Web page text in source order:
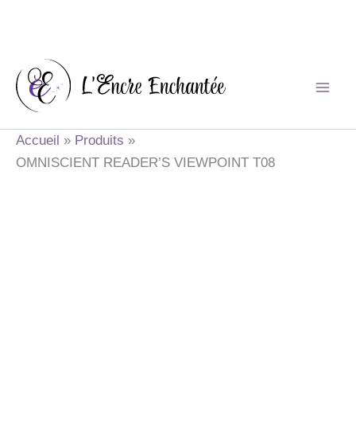
contenu
Accueil
Produits
OMNISCIENT READER’S VIEWPOINT T08